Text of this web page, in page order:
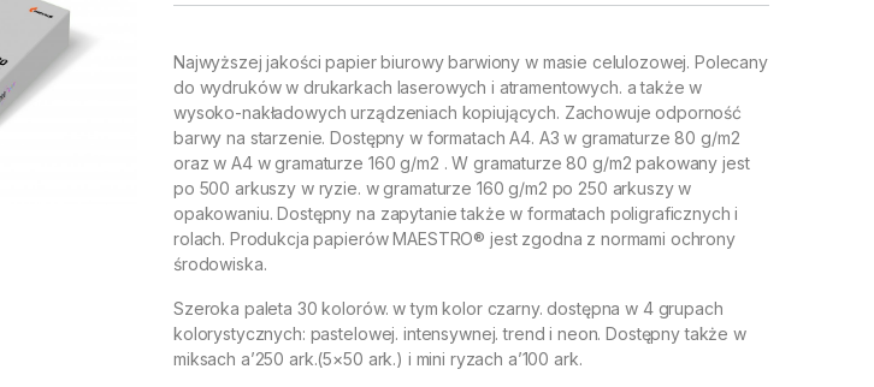
Najwyższej jakości papier biurowy barwiony w masie celulozowej. Polecany
do wydruków w drukarkach laserowych i atramentowych. a także w
wysoko-nakładowych urządzeniach kopiujących. Zachowuje odporność
barwy na starzenie. Dostępny w formatach A4. A3 w gramaturze 80 g/m2
oraz w A4 w gramaturze 160 g/m2 . W gramaturze 80 g/m2 pakowany jest
po 500 arkuszy w ryzie. w gramaturze 160 g/m2 po 250 arkuszy w
opakowaniu. Dostępny na zapytanie także w formatach poligraficznych i
rolach. Produkcja papierów MAESTRO® jest zgodna z normami ochrony
środowiska.
Szeroka paleta 30 kolorów. w tym kolor czarny. dostępna w 4 grupach
kolorystycznych: pastelowej. intensywnej. trend i neon. Dostępny także w
miksach a’250 ark.(5×50 ark.) i mini ryzach a’100 ark.